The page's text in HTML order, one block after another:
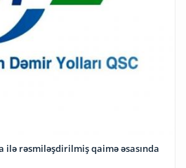
ilə rəsmiləşdirilmiş qaimə əsasında